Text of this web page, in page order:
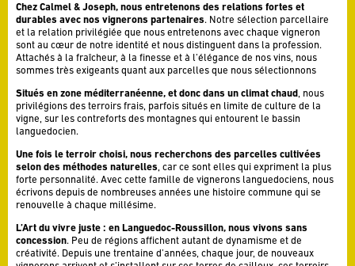
Chez Calmel & Joseph, nous entretenons des relations fortes et
durables avec nos vignerons partenaires. Notre sélection parcellaire
et la relation privilégiée que nous entretenons avec chaque vigneron
sont au cœur de notre identité et nous distinguent dans la profession.
Attachés à la fraîcheur, à la finesse et à l’élégance de nos vins, nous
sommes très exigeants quant aux parcelles que nous sélectionnons
Situés en zone méditerranéenne, et donc dans un climat chaud, nous
privilégions des terroirs frais, parfois situés en limite de culture de la
vigne, sur les contreforts des montagnes qui entourent le bassin
languedocien.
Une fois le terroir choisi, nous recherchons des parcelles cultivées
selon des méthodes naturelles, car ce sont elles qui expriment la plus
forte personnalité. Avec cette famille de vignerons languedociens, nous
écrivons depuis de nombreuses années une histoire commune qui se
renouvelle à chaque millésime.
L’Art du vivre juste : en Languedoc-Roussillon, nous vivons sans
concession. Peu de régions affichent autant de dynamisme et de
créativité. Depuis une trentaine d’années, chaque jour, de nouveaux